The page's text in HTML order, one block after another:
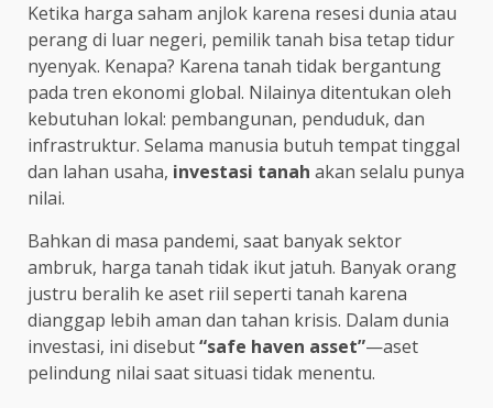
Ketika harga saham anjlok karena resesi dunia atau
perang di luar negeri, pemilik tanah bisa tetap tidur
nyenyak. Kenapa? Karena tanah tidak bergantung
pada tren ekonomi global. Nilainya ditentukan oleh
kebutuhan lokal: pembangunan, penduduk, dan
infrastruktur. Selama manusia butuh tempat tinggal
dan lahan usaha, investasi tanah akan selalu punya
nilai.
Bahkan di masa pandemi, saat banyak sektor
ambruk, harga tanah tidak ikut jatuh. Banyak orang
justru beralih ke aset riil seperti tanah karena
dianggap lebih aman dan tahan krisis. Dalam dunia
investasi, ini disebut“safe haven asset”—aset
pelindung nilai saat situasi tidak menentu.